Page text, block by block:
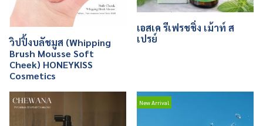
วิปปิ้งบลัชมูส (Whipping
Brush Mousse Soft
Cheek) HONEYKISS
Cosmetics
เอสเค รีเฟรชชิ่ง เม้าท์ ส
เปรย์
New Arrival